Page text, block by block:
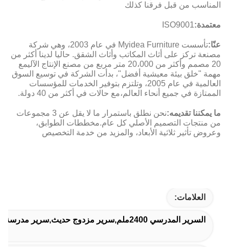
المناسب من قبل فرقنا كذلك
معتمدة:ISO9001
عنّا:
تأسست Myidea Furniture في عام 2003، وهي شركة
مصنعة تركز على أثاث المكاتب وأثاث الشقق. حاليا لدينا أكثر من
20 مصمم وأكثر من 20،000 متر مربع من مصنع الإنتاج الآليمع
مهمة "خلق بيئة معيشية أفضل"، بدأت الشركة في توسيع السوق
العالمية في عام 2005، وتلتزم بتوفير الخدمات للمؤسسات
الممتازة في جميع أنحاء العالم،مع حالات في أكثر من 40 دولة.
ما يمكننا تقديمه:
نحن نطلق باستمرار ما لا يقل عن 3 مجموعات
من منتجات التصميم الأصلي كل عام.مخططات الطوابق،
وعروض تأثير ثلاثية الأبعاد، والمزيد من خدمة التخصيص
العلامات:
السرير المدرسي 2400ملم,سرير مزدوج حديث,سرير مدرسة النوم